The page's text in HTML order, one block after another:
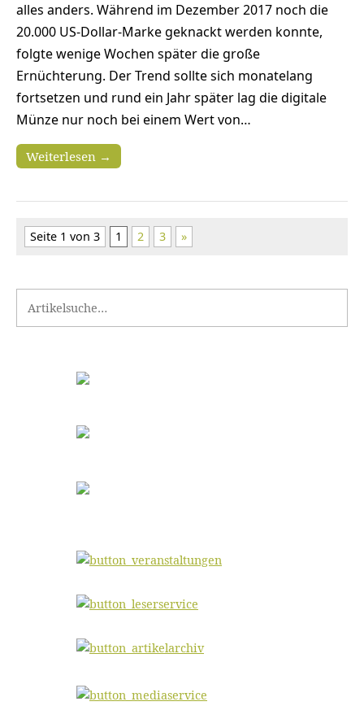
alles anders. Während im Dezember 2017 noch die
20.000 US-Dollar-Marke geknackt werden konnte,
folgte wenige Wochen später die große
Ernüchterung. Der Trend sollte sich monatelang
fortsetzen und rund ein Jahr später lag die digitale
Münze nur noch bei einem Wert von…
Weiterlesen →
Seite 1 von 3 1 2 3 »